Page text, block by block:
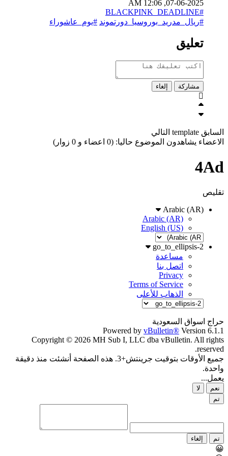
07-06-2025, 12:06 AM
#BLACKPINK_DEADLINE
#ريال_مدريد_بوروسيا_دورتموند #يوم_عاشوراء
تعليق
مشاركة إلغاء
السابق template التالي
الاعضاء يشاهدون الموضوع حاليا: (0 اعضاء و 0 زوار)
4Ad
تقليص
Arabic (AR)
Arabic (AR)
English (US)
go_to_ellipsis-2
مساعدة
اتصل بنا
Privacy
Terms of Service
الذهاب للأعلى
حراج اسواق السعودية
Powered by vBulletin® Version 6.1.1
Copyright © 2026 MH Sub I, LLC dba vBulletin. All rights
reserved.
جميع الأوقات بتوقيت جرينتش+3. هذه الصفحة أنشئت منذ دقيقة
واحدة.
يعمل...
نعم
لا
تم
تم إلغاء
😀